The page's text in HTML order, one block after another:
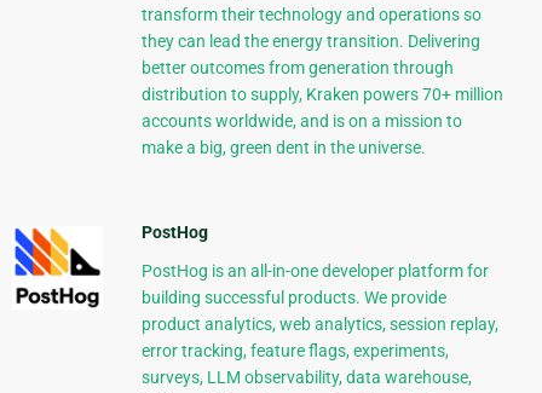
transform their technology and operations so
they can lead the energy transition. Delivering
better outcomes from generation through
distribution to supply, Kraken powers 70+ million
accounts worldwide, and is on a mission to
make a big, green dent in the universe.
PostHog
PostHog is an all-in-one developer platform for
building successful products. We provide
product analytics, web analytics, session replay,
error tracking, feature flags, experiments,
surveys, LLM observability, data warehouse,